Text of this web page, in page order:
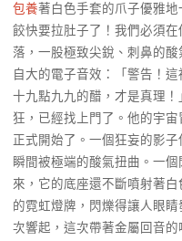
包養著白色手套的爪子優雅
餃快要拉肚子了！我們必須
落，一股極致尖銳、刺鼻的
自大的電子音效：「警告！這
十九點九九的醋，才是真理
狂，已經找上門了。他的宇
正式開始了。一個狂妄的影
瞬間被極端的酸氣扭曲。一
來，它的底座還不斷噴射著白
的霓虹燈牌，閃爍得讓人眼
次響起，這次帶著金屬回音